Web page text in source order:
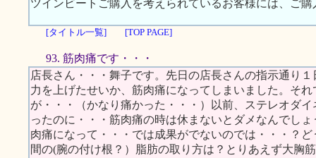
ツインビートご購入を考えられているお客様には、ご
[タイトル一覧] [TOP PAGE]
93. 筋肉痛です・・・
店長さん・・・舞子です。先日の店長さんの指示通り
力を上げたせいか、筋肉痛になってしまいました。そ
が・・・（かなり痛かった・・・）以前、ステレオダ
ったのに・・・筋肉痛の時は休まないとダメなんでし
肉痛になって・・・では成果がでないのでは・・・？
間の(腕の付け根？）脂肪の取り方は？とりあえず大胸